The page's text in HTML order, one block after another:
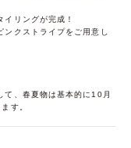
リングが完成！
クストライプをご用意し
て、春夏物は基本的に10月
す。